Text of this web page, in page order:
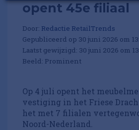
opent 45e filiaal
Door: Redactie RetailTrends
Gepubliceerd op 30 juni 2026 om
Laatst gewijzigd: 30 juni 2026 om
Beeld: Prominent
Op 4 juli opent het
vestiging in het Friese
het met 7 filialen
Noord-Nederland.